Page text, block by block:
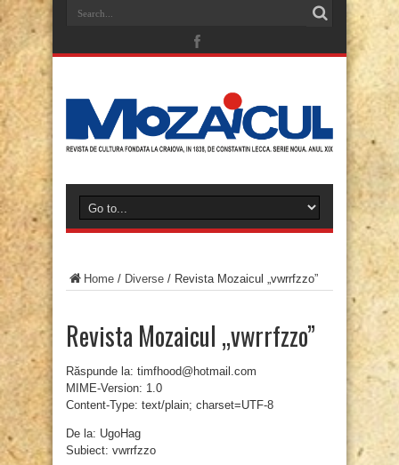
Home / Diverse / Revista Mozaicul „vwrrfzzo”
Revista Mozaicul „vwrrfzzo”
Răspunde la: timfhood@hotmail.com
MIME-Version: 1.0
Content-Type: text/plain; charset=UTF-8
De la: UgoHag
Subiect: vwrrfzzo